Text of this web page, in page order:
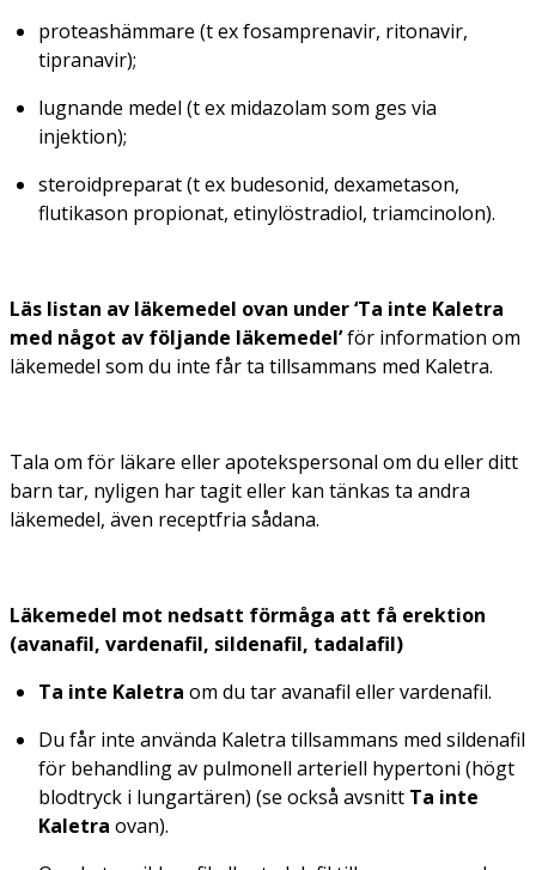
proteashämmare (t ex fosamprenavir, ritonavir,
tipranavir);
lugnande medel (t ex midazolam som ges via
injektion);
steroidpreparat (t ex budesonid, dexametason,
flutikason propionat, etinylöstradiol, triamcinolon).
Läs listan av läkemedel ovan under ‘Ta inte Kaletra
med något av följande läkemedel’för information om
läkemedel som du inte får ta tillsammans med Kaletra.
Tala om för läkare eller apotekspersonal om du eller ditt
barn tar, nyligen har tagit eller kan tänkas ta andra
läkemedel, även receptfria sådana.
Läkemedel mot nedsatt förmåga att få erektion
(avanafil, vardenafil, sildenafil, tadalafil)
Ta inte Kaletra om du tar avanafil eller vardenafil.
Du får inte använda Kaletra tillsammans med sildenafil
för behandling av pulmonell arteriell hypertoni (högt
blodtryck i lungartären) (se också avsnitt Ta inte
Kaletra ovan).